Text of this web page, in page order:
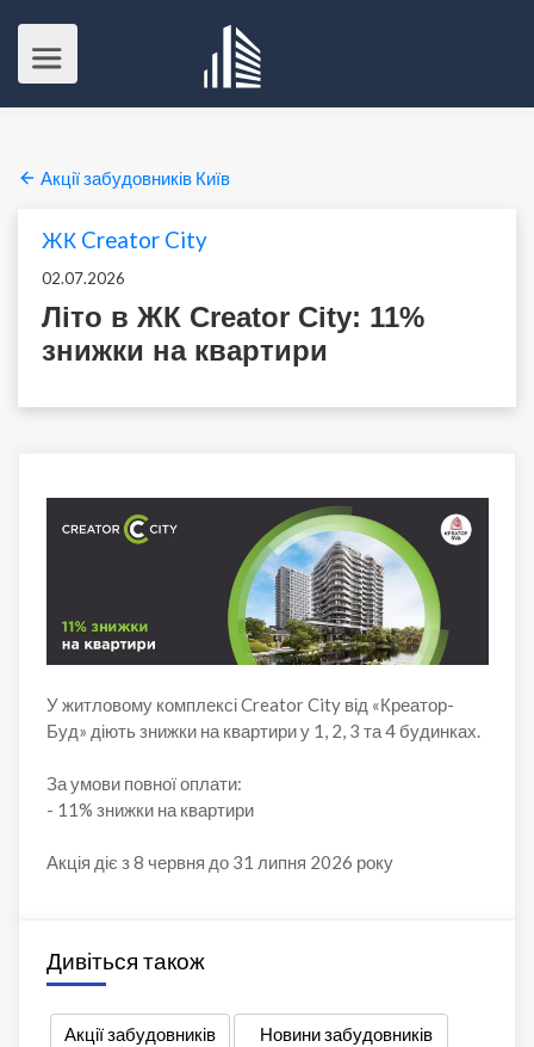
Акції забудовників Київ
ЖК Creator City
02.07.2026
Літо в ЖК Creator City: 11%
знижки на квартири
У житловому комплексі Creator City від «Креатор-
Буд» діють знижки на квартири у 1, 2, 3 та 4 будинках.
За умови повної оплати:
- 11% знижки на квартири
Акція діє з 8 червня до 31 липня 2026 року
Дивіться також
Акції забудовників Новини забудовників